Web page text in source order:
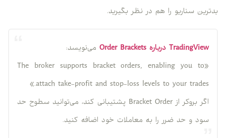
بدترین سناریو را هم در نظر بگیرید.
TradingView درباره Order Brackets
می‌نویسد:
«The broker supports bracket orders, enabling you to
attach take-profit and stop-loss levels to your trades.»
اگر بروکر از Bracket Order پشتیبانی کند، می‌توانید سطوح حد
سود و حد ضرر را به معاملات خود اضافه کنید.